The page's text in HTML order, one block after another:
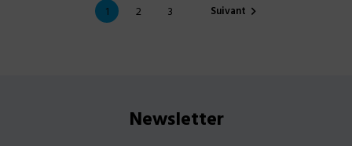
1 2 3 Suivant 
Newsletter